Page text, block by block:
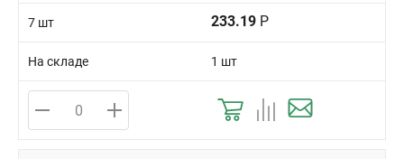
7 шт 233.19 Р
На складе 1 шт